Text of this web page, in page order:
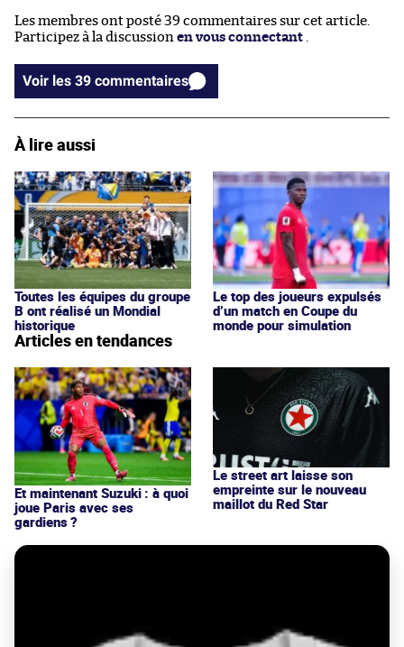
Les membres ont posté 39 commentaires sur cet article.
Participez à la discussion en vous connectant .
Voir les 39 commentaires
À lire aussi
Toutes les équipes du groupe
B ont réalisé un Mondial
historique
Le top des joueurs expulsés
d’un match en Coupe du
monde pour simulation
Articles en tendances
Et maintenant Suzuki : à quoi
joue Paris avec ses
gardiens ?
Le street art laisse son
empreinte sur le nouveau
maillot du Red Star